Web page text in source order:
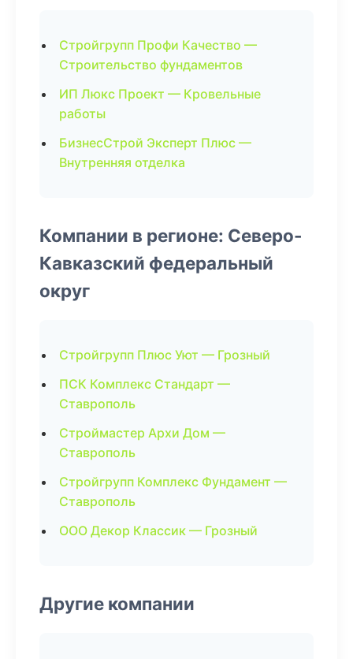
Стройгрупп Профи Качество —
Строительство фундаментов
ИП Люкс Проект — Кровельные
работы
БизнесСтрой Эксперт Плюс —
Внутренняя отделка
Компании в регионе: Северо-
Кавказский федеральный
округ
Стройгрупп Плюс Уют — Грозный
ПСК Комплекс Стандарт —
Ставрополь
Строймастер Архи Дом —
Ставрополь
Стройгрупп Комплекс Фундамент —
Ставрополь
ООО Декор Классик — Грозный
Другие компании